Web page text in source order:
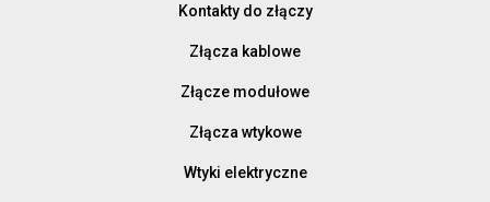
Kontakty do złączy
Złącza kablowe
Złącze modułowe
Złącza wtykowe
Wtyki elektryczne